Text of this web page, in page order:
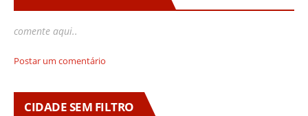
comente aqui..
Postar um comentário
CIDADE SEM FILTRO